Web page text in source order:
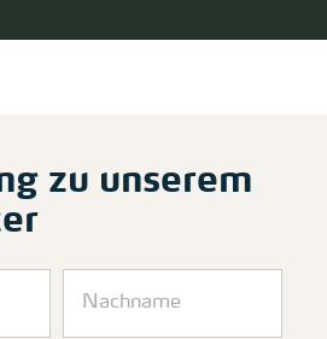
zu unserem